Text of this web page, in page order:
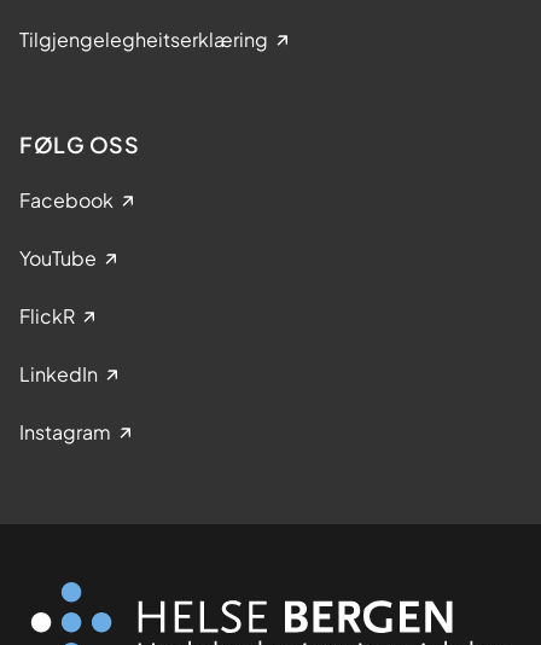
Tilgjengelegheitserklæring
FØLG OSS
Facebook
YouTube
FlickR
LinkedIn
Instagram